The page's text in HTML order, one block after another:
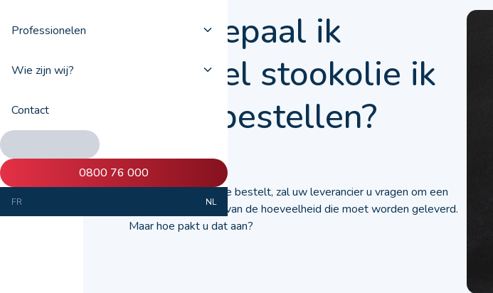
Professionelen
Wie zijn wij?
Contact
0800 76 000
FR NL
Hoe bepaal ik
hoeveel stookolie ik
moet bestellen?
Wanneer u stookolie bestelt, zal uw leverancier u vragen om een
schatting te maken van de hoeveelheid die moet worden geleverd.
Maar hoe pakt u dat aan?